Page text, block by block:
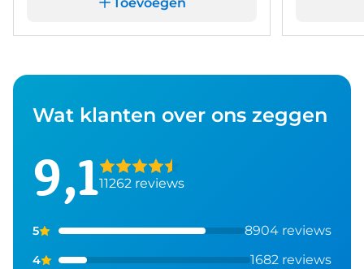
Wat klanten over ons zeggen
9,111262 reviews
5 8904 reviews
4 1682 reviews